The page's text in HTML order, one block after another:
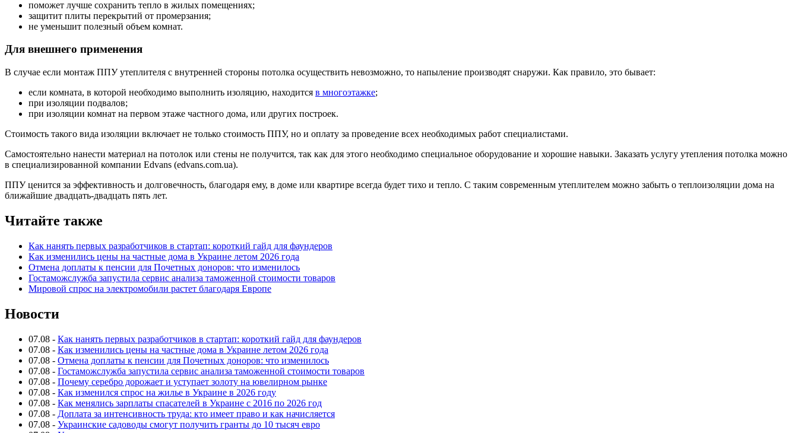
поможет лучше сохранить тепло в жилых помещениях;
защитит плиты перекрытий от промерзания;
не уменьшит полезный объем комнат.
Для внешнего применения
В случае если монтаж ППУ утеплителя с внутренней стороны потолка осуществить невозможно, то напыление производят снаружи. Как правило, это бывает:
если комната, в которой необходимо выполнить изоляцию, находится в многоэтажке;
при изоляции подвалов;
при изоляции комнат на первом этаже частного дома, или других построек.
Стоимость такого вида изоляции включает не только стоимость ППУ, но и оплату за проведение всех необходимых работ специалистами.
Самостоятельно нанести материал на потолок или стены не получится, так как для этого необходимо специальное оборудование и хорошие навыки. Заказать услугу утепления потолка можно
в специализированной компании Edvans (edvans.com.ua).
ППУ ценится за эффективность и долговечность, благодаря ему, в доме или квартире всегда будет тихо и тепло. С таким современным утеплителем можно забыть о теплоизоляции дома на
ближайшие двадцать-двадцать пять лет.
Читайте также
Как нанять первых разработчиков в стартап: короткий гайд для фаундеров
Как изменились цены на частные дома в Украине летом 2026 года
Отмена доплаты к пенсии для Почетных доноров: что изменилось
Гостаможслужба запустила сервис анализа таможенной стоимости товаров
Мировой спрос на электромобили растет благодаря Европе
Новости
07.08 - Как нанять первых разработчиков в стартап: короткий гайд для фаундеров
07.08 - Как изменились цены на частные дома в Украине летом 2026 года
07.08 - Отмена доплаты к пенсии для Почетных доноров: что изменилось
07.08 - Гостаможслужба запустила сервис анализа таможенной стоимости товаров
07.08 - Почему серебро дорожает и уступает золоту на ювелирном рынке
07.08 - Как изменился спрос на жилье в Украине в 2026 году
07.08 - Как менялись зарплаты спасателей в Украине с 2016 по 2026 год
07.08 - Доплата за интенсивность труда: кто имеет право и как начисляется
07.08 - Украинские садоводы смогут получить гранты до 10 тысяч евро